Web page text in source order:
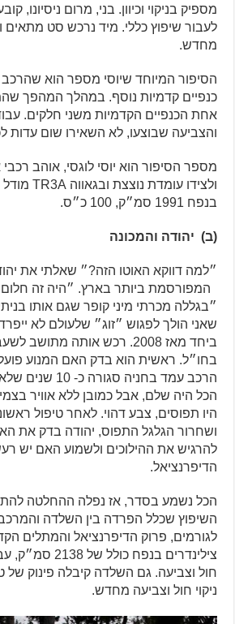
מספיק בניקוי וכיוון. בני, מרום ניסיונו,
לעבור שיפוץ כללי. מיד נרכש סט מתאים
מחדש.
הסיפור המיוחד שיוסי מספר הוא שהרכב
כנפיים קדמיות נוסף. במהלך המהפך
אחת הכנפיים הקדמיות משני חלקים.
והצביעה שבוצעו, לא השאירו שום עדות
מספר הסיפור הוא יוסי לוגסי, אוהב רכבי
בנפח 1991 סמ״ק, 100 כ״ס.
(ב) יהודה והמכונה
המפורסמת ביותר בארץ. ״היה זה חלום
״בגללה מכרתי מיני קופר שגם אותו
ביחד מאז 2008. רכש אותה מתושב
בחו״ל. ראשית הוא בדק האם המנוע פועל
הרכב עמד בחניה סגורה
הכל היה שלם, אבל כמובן ללא אוויר
היו תפוסים, צבע דהוי. לאחר טיפול ראשוני,
ושחרור הגלגל התפוס, יהודה בדק את
להרגיש את ההילוכים ולשמוע האם יש
הדיפרנציאל.
הכל נשמע בסדר, אז נפלה ההחלטה
השיפוץ שכלל הפרדה בין השלדה והמרכב,
צילינדרים בנפח כולל
חול וצביעה. גם השלדה קיבלה פינוק של
ניקוי חול וצביעה מחדש.